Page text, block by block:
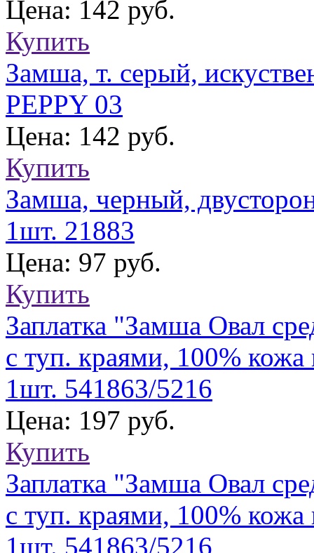
Цена: 142 руб.
Купить
Замша, т. серый,
PEPPY 03
Цена: 142 руб.
Купить
Замша, черный,
1шт. 21883
Цена: 97 руб.
Купить
Заплатка "Замша Овал
с туп. краями, 100%
1шт. 541863/5216
Цена: 197 руб.
Купить
Заплатка "Замша Овал
с туп. краями, 100%
1шт. 541863/5216